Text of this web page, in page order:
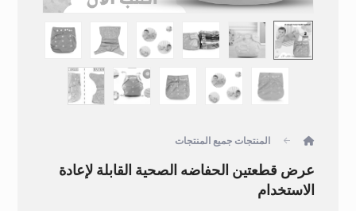
المنتجات جميع المنتجات
عرض قطعتين الحفاضه الصحية القابلة لإعادة
الاستخدام